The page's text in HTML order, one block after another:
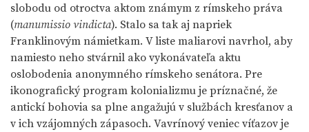
slobodu od otroctva aktom známym z rímskeho práva
(manumissio vindicta). Stalo sa tak aj napriek
Franklinovým námietkam. V liste maliarovi navrhol, aby
namiesto neho stvárnil ako vykonávateľa aktu
oslobodenia anonymného rímskeho senátora. Pre
ikonografický program kolonializmu je príznačné, že
antickí bohovia sa plne angažujú v službách kresťanov a
v ich vzájomných zápasoch. Vavrínový veniec víťazov je